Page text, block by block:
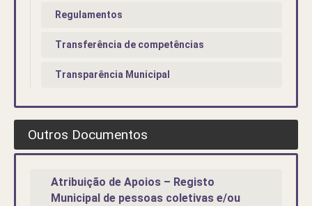
Regulamentos
Transferência de competências
Transparência Municipal
Outros Documentos
Atribuição de Apoios – Registo
Municipal de pessoas coletivas e/ou